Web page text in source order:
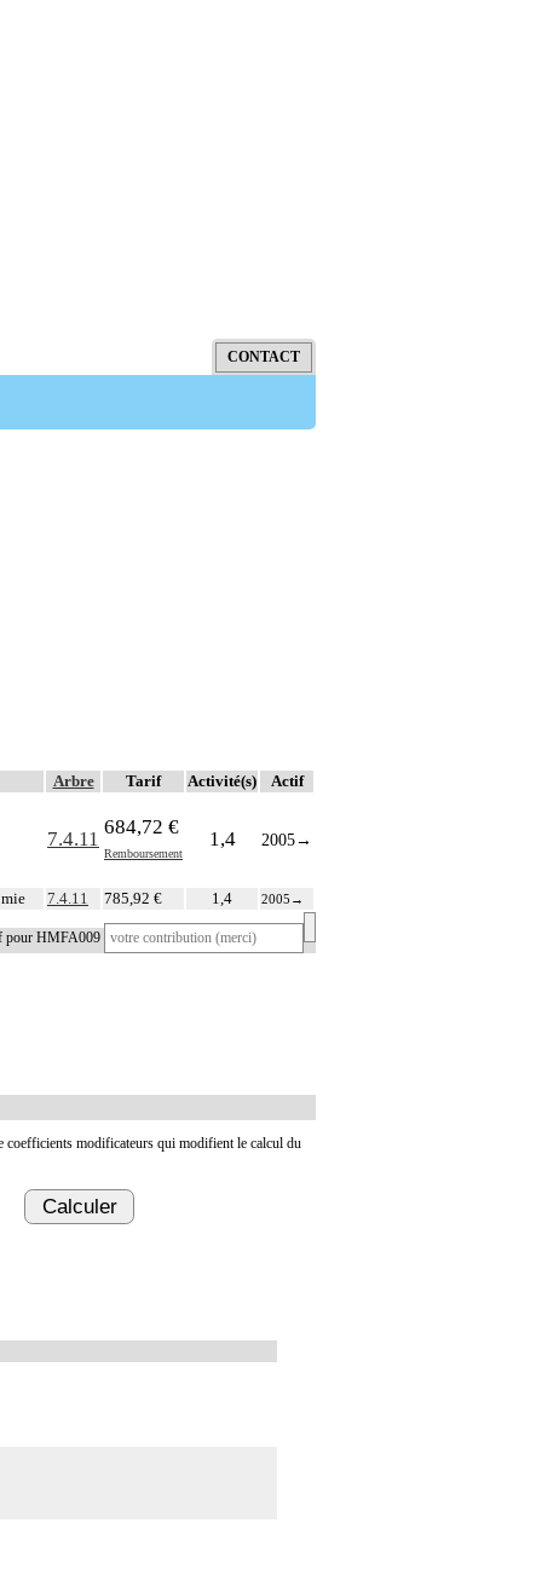
Arbre Tarif Activité(s) Actif
7.4.11
684,72 €
Remboursement
1,4 2005→
7.4.11 785,92 € 1,4 2005 →
pour HMFA009
coefficients modificateurs qui modifient le calcul du
Calculer
la toilette péritonéale et/ou la pose de drain.
la pose de drain.